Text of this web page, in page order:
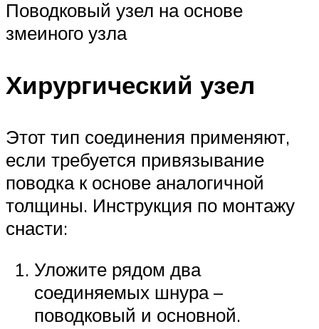
Поводковый узел на основе
змеиного узла
Хирургический узел
Этот тип соединения применяют,
если требуется привязывание
поводка к основе аналогичной
толщины. Инструкция по монтажу
снасти:
Уложите рядом два
соединяемых шнура –
поводковый и основной.